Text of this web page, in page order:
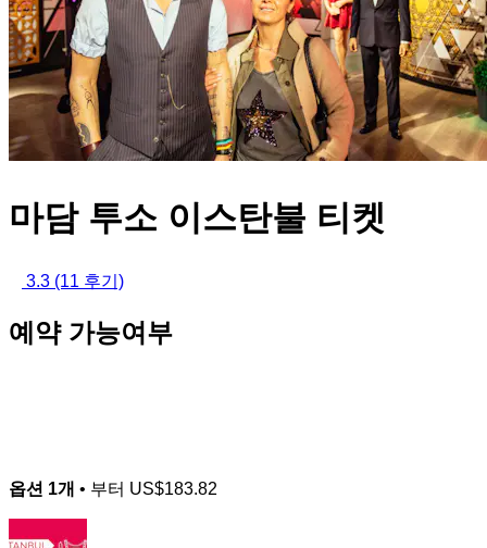
마담 투소 이스탄불 티켓
3.3 (11 후기)
예약 가능여부
옵션 1개 • 부터 US$183.82